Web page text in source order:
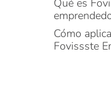
Cómo
Fovissste